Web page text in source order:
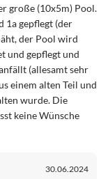
große (10x5m) Pool.
1a gepflegt (der
der Pool wird
und gepflegt und
(allesamt sehr
einem alten Teil und
wurde. Die
keine Wünsche
30.06.2024